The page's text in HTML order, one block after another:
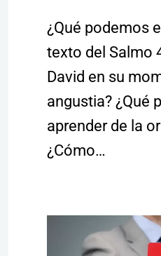
¿Qué podemos
texto del Salmo
David en su
angustia? ¿Qué
aprender de la
¿Cómo…